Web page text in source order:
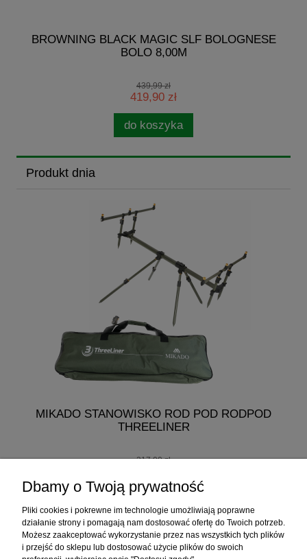
BROWNING BLACK MAGIC SLF BOLOGNESE
BOLO 8,00M
439,99 zł
419,90 zł
do koszyka
Produkt dnia
MIKADO STANOWISKO ROD POD RODPOD
THREELINER
217,00 zł
do koszyka
Informacje
Dbamy o Twoją prywatność
Pliki cookies i pokrewne im technologie umożliwiają poprawne
działanie strony i pomagają nam dostosować ofertę do Twoich potrzeb.
Możesz zaakceptować wykorzystanie przez nas wszystkich tych plików
i przejść do sklepu lub dostosować użycie plików do swoich